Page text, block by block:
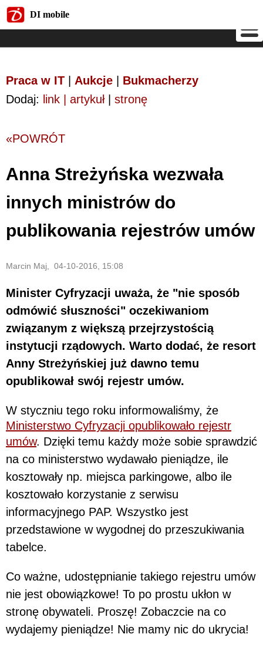
DI mobile
Praca w IT Aukcje
Bukmacherzy
Dodaj: link | artykuł| stronę
«POWRÓT
Anna Streżyńska wezwała
innych ministrów do
publikowania rejestrów umów
Marcin Maj, 04-10-2016, 15:08
Minister Cyfryzacji uważa, że "nie sposób
odmówić słuszności" oczekiwaniom
związanym z większą przejrzystością
instytucji rządowych. Warto dodać, że resort
Anny Streżyńskiej już dawno temu
opublikował swój rejestr umów.
W styczniu tego roku informowaliśmy, że
Ministerstwo Cyfryzacji opublikowało rejestr
umów. Dzięki temu każdy może sobie sprawdzić
na co ministerstwo wydawało pieniądze, ile
kosztowały np. miejsca parkingowe, albo ile
kosztowało korzystanie z serwisu
informacyjnego PAP. Wszystko jest
przedstawione w wygodnej do przeszukiwania
tabelce.
Co ważne, udostępnianie takiego rejestru umów
nie jest obowiązkowe! To po prostu ukłon w
stronę obywateli. Proszę! Zobaczcie na co
wydajemy pieniądze! Nie mamy nic do ukrycia!
DI mobile